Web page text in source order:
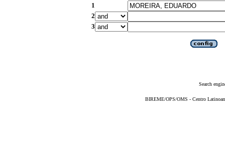
1
2
3
Search
BIREME/OPS/OMS - Centro